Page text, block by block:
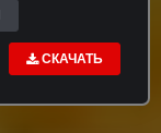
СКАЧАТЬ